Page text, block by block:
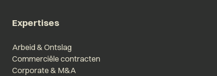
Expertises
Arbeid & Ontslag
Commerciële contracten
Corporate & M&A